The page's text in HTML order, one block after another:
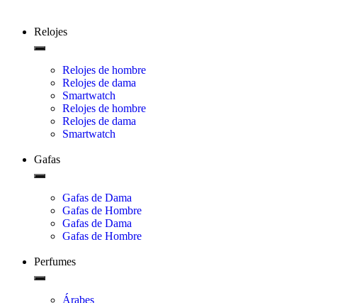
Relojes
Relojes de hombre
Relojes de dama
Smartwatch
Relojes de hombre
Relojes de dama
Smartwatch
Gafas
Gafas de Dama
Gafas de Hombre
Gafas de Dama
Gafas de Hombre
Perfumes
Árabes